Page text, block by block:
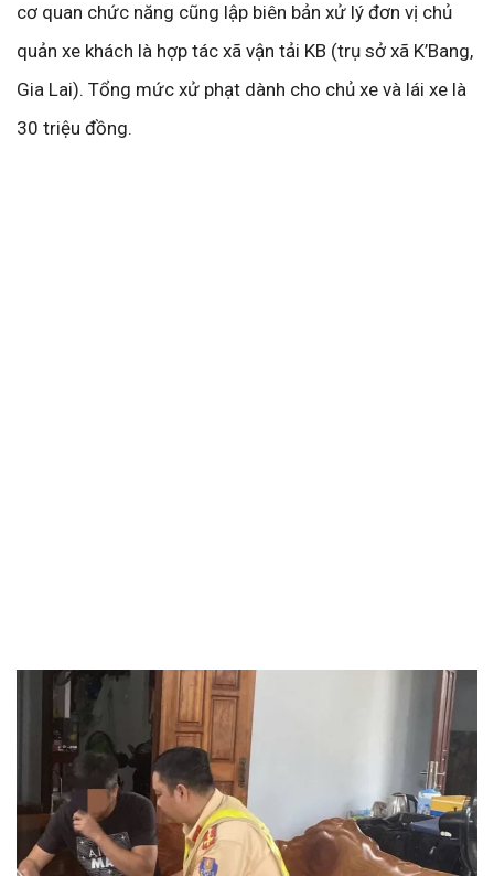
cơ quan chức năng cũng lập biên bản xử lý đơn vị chủ
quản xe khách là hợp tác xã vận tải KB (trụ sở xã K’Bang,
Gia Lai). Tổng mức xử phạt dành cho chủ xe và lái xe là
30 triệu đồng.